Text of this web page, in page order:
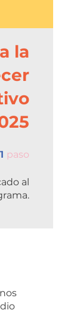
la
1 paso
al